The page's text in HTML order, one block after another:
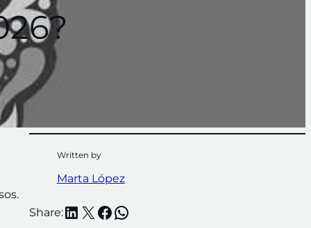
Written by
Marta López
Share:LinkedIn
X Facebook
WhatsApp